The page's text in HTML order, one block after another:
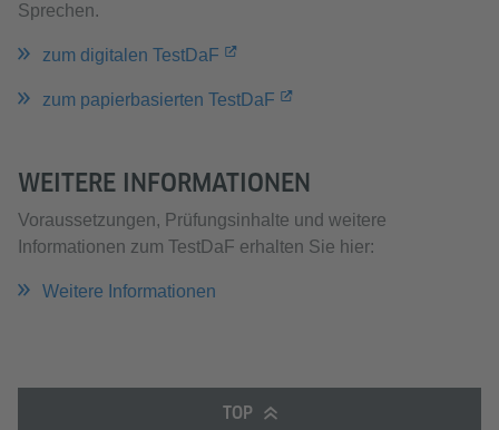
Sprechen.
zum digitalen TestDaF
zum papierbasierten TestDaF
WEITERE INFORMATIONEN
Voraussetzungen, Prüfungsinhalte und weitere
Informationen zum TestDaF erhalten Sie hier:
Weitere Informationen
TOP